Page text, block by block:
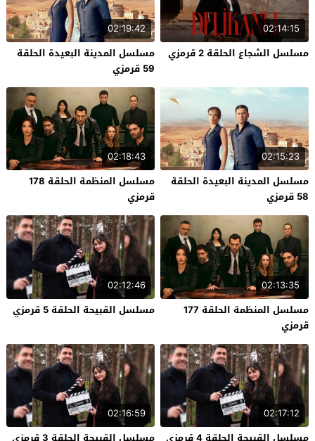
02:14:15
مسلسل الشجاع الحلقة 2 قرمزي
02:19:42
مسلسل المدينة البعيدة الحلقة
59 قرمزي
02:15:23
مسلسل المدينة البعيدة الحلقة
58 قرمزي
02:18:43
مسلسل المنظمة الحلقة 178
قرمزي
02:13:35
مسلسل المنظمة الحلقة 177
قرمزي
02:12:46
مسلسل القبيحة الحلقة 5 قرمزي
02:17:12
02:16:59